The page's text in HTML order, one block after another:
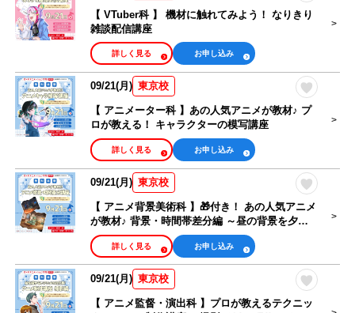
【 VTuber科 】 機材に触れてみよう！ なりきり
雑談配信講座
お申し込み
詳しく見る
09/21(月) 東京校
【 アニメーター科 】あの人気アニメが教材♪ プ
ロが教える！ キャラクターの模写講座
お申し込み
詳しく見る
09/21(月) 東京校
【 アニメ背景美術科 】🎁付き！ あの人気アニメ
が教材♪ 背景・時間帯差分編 ～昼の背景を夕方
にするテクニック～
お申し込み
詳しく見る
09/21(月) 東京校
【 アニメ監督・演出科 】プロが教えるテクニッ